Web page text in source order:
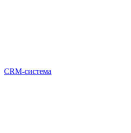
CRM-система